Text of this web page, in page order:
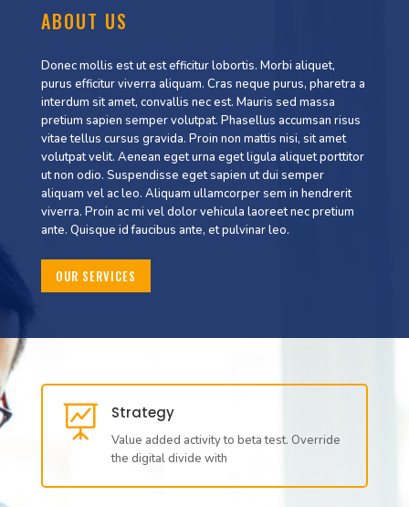
ABOUT US
Donec mollis est ut est efficitur lobortis. Morbi aliquet,
purus efficitur viverra aliquam. Cras neque purus, pharetra a
interdum sit amet, convallis nec est. Mauris sed massa
pretium sapien semper volutpat. Phasellus accumsan risus
vitae tellus cursus gravida. Proin non mattis nisi, sit amet
volutpat velit. Aenean eget urna eget ligula aliquet porttitor
ut non odio. Suspendisse eget sapien ut dui semper
aliquam vel ac leo. Aliquam ullamcorper sem in hendrerit
viverra. Proin ac mi vel dolor vehicula laoreet nec pretium
ante. Quisque id faucibus ante, et pulvinar leo.
OUR SERVICES
 Strategy
Value added activity to beta test. Override
the digital divide with